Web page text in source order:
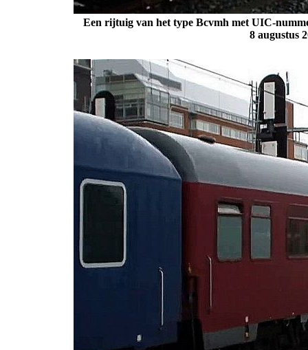
Een rijtuig van het type Bcvmh met UIC-
8 augustus